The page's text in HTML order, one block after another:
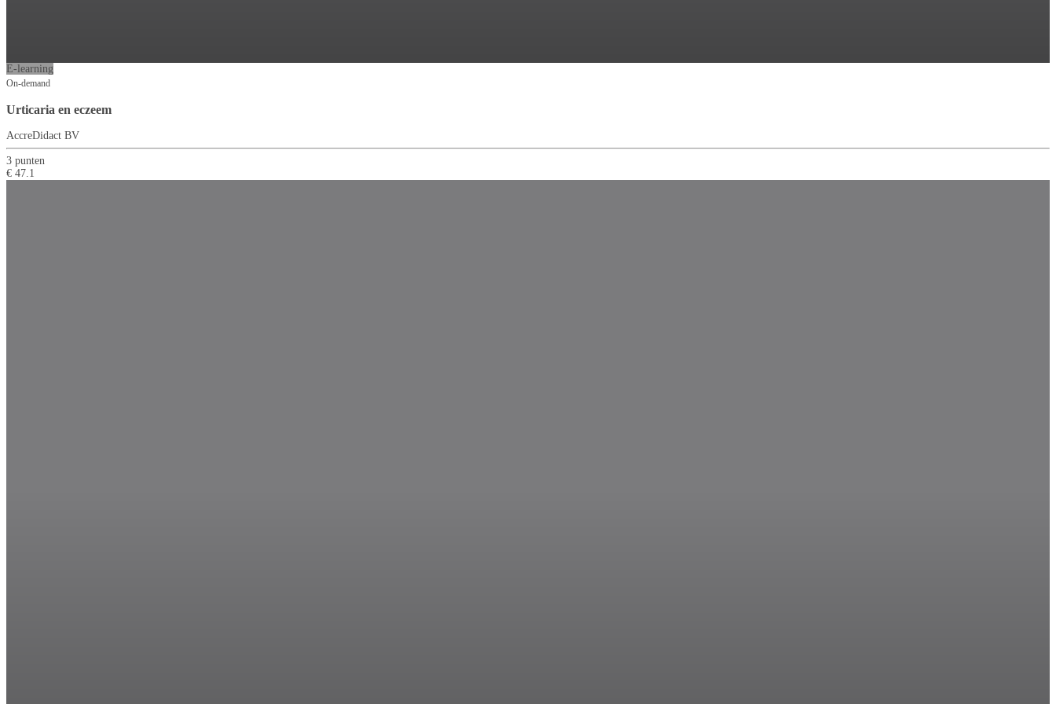
E-learning
On-demand
Urticaria en eczeem
AccreDidact BV
3 punten
€ 47.1